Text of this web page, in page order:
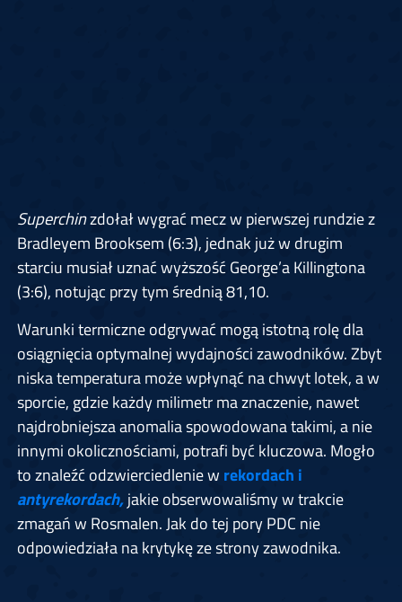
Superchinzdołał wygrać mecz w pierwszej rundzie z
Bradleyem Brooksem (6:3), jednak już w drugim
starciu musiał uznać wyższość George’a Killingtona
(3:6), notując przy tym średnią 81,10.
Warunki termiczne odgrywać mogą istotną rolę dla
osiągnięcia optymalnej wydajności zawodników. Zbyt
niska temperatura może wpłynąć na chwyt lotek, a w
sporcie, gdzie każdy milimetr ma znaczenie, nawet
najdrobniejsza anomalia spowodowana takimi, a nie
innymi okolicznościami, potrafi być kluczowa. Mogło
to znaleźć odzwierciedlenie w rekordach i
antyrekordach,jakie obserwowaliśmy w trakcie
zmagań w Rosmalen. Jak do tej pory PDC nie
odpowiedziała na krytykę ze strony zawodnika.